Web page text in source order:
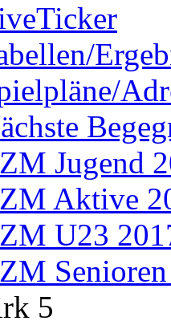
Jugend
Aktive
U23
5